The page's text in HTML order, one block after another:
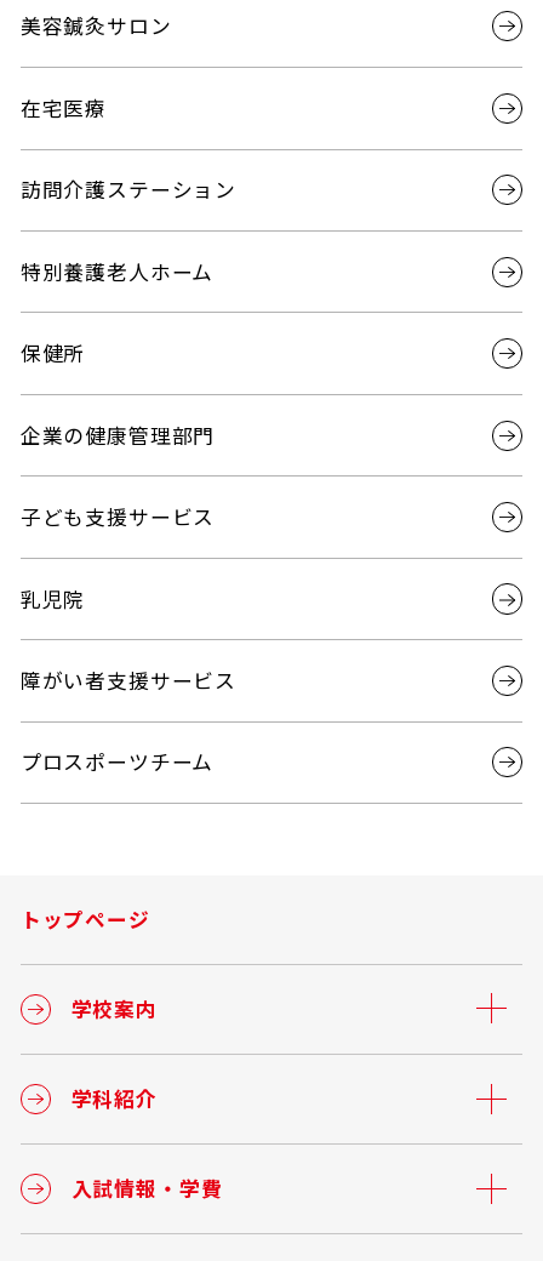
美容鍼灸サロン
在宅医療
訪問介護ステーション
特別養護老人ホーム
保健所
企業の健康管理部門
子ども支援サービス
乳児院
障がい者支援サービス
プロスポーツチーム
トップページ
学校案内
学科紹介
入試情報・学費